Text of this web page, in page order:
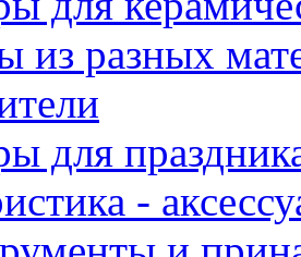
из разных
для
-